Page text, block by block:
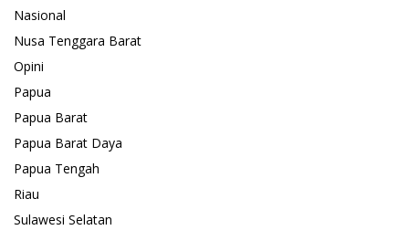
Nasional
Nusa Tenggara Barat
Opini
Papua
Papua Barat
Papua Barat Daya
Papua Tengah
Riau
Sulawesi Selatan